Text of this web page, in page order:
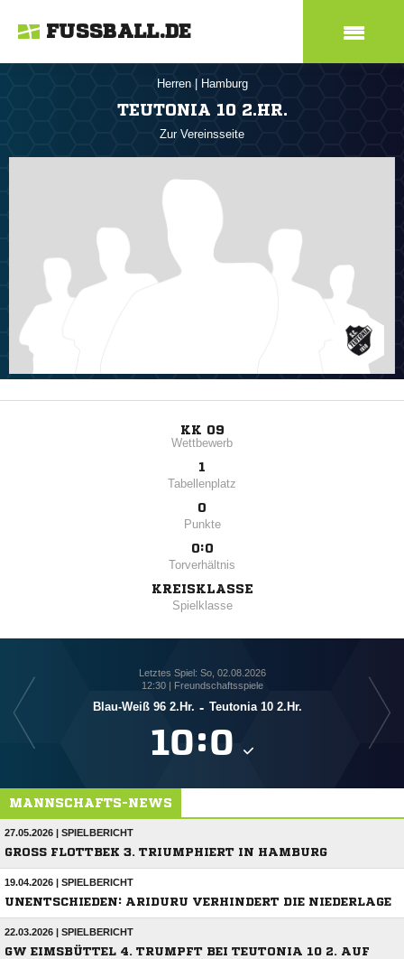
FUSSBALL.DE
Herren Hamburg
TEUTONIA 10 2.HR.
Zur Vereinsseite
KK 09
Wettbewerb
1
Tabellenplatz
0
Punkte
0:0
Torverhältnis
KREISKLASSE
Spielklasse
Letztes Spiel: So, 02.08.2026
12:30 | Freundschaftsspiele
Blau-Weiß 96 2.Hr. - Teutonia 10 2.Hr.
:
MANNSCHAFTS-NEWS
27.05.2026 | SPIELBERICHT
GROSS FLOTTBEK 3. TRIUMPHIERT IN HAMBURG
19.04.2026 | SPIELBERICHT
UNENTSCHIEDEN: ARIDURU VERHINDERT DIE NIEDERLAGE
22.03.2026 | SPIELBERICHT
GW EIMSBÜTTEL 4. TRUMPFT BEI TEUTONIA 10 2. AUF